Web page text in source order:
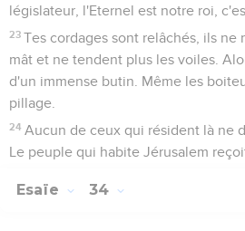
législateur, l'Eternel est notre roi,
23 Tes cordages sont relâchés, ils ne
mât et ne tendent plus les voiles.
d'un immense butin. Même les
pillage.
24 Aucun de ceux qui résident là ne
Le peuple qui habite Jérusalem
Esaïe 34